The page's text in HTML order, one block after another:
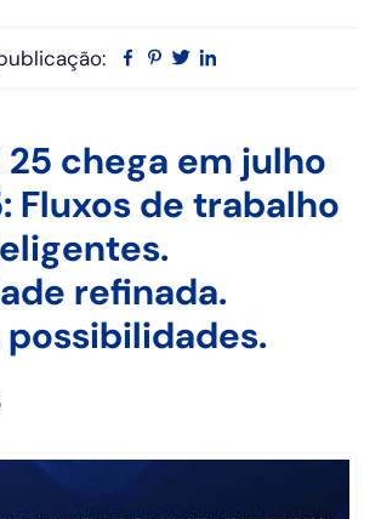
Facebook
Pinterest
Twitter
25 chega em julho
Fluxos de trabalho
refinada.